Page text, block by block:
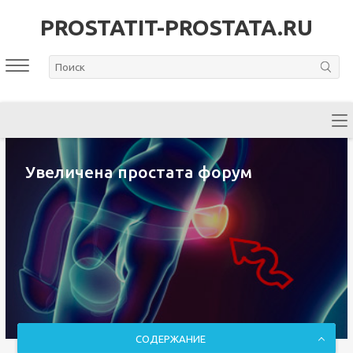
PROSTATIT-PROSTATA.RU
Увеличена простата форум
СОДЕРЖАНИЕ